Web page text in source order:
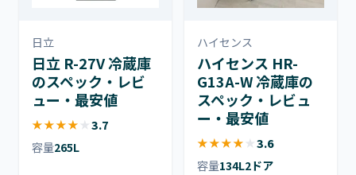
日立
日立 R-27V 冷蔵庫
のスペック・レビ
ュー・最安値
★★★★ ★ 3.7
容量265L
ハイセンス
ハイセンス HR-
G13A-W 冷蔵庫の
スペック・レビュ
ー・最安値
★★★★ ★ 3.6
容量134L2ドア